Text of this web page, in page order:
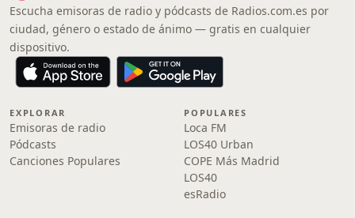
Escucha emisoras de radio y pódcasts de Radios.com.es por
ciudad, género o estado de ánimo — gratis en cualquier
dispositivo.
EXPLORAR
Emisoras de radio
Pódcasts
Canciones Populares
POPULARES
Loca FM
LOS40 Urban
COPE Más Madrid
LOS40
esRadio